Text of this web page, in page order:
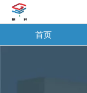
首页